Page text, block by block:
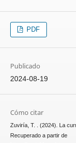
PDF
Publicado
2024-08-19
Cómo citar
Zuviría, T. . (2024). La
Recuperado a partir de